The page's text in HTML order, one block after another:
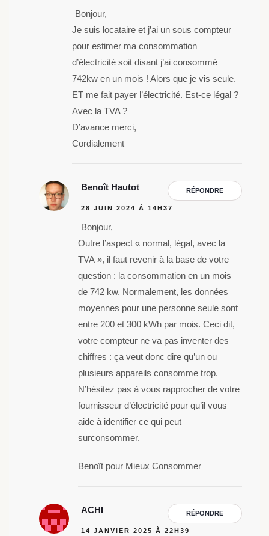
Bonjour,
Je suis locataire et j’ai un sous compteur
pour estimer ma consommation
d’électricité soit disant j’ai consommé
742kw en un mois ! Alors que je vis seule.
ET me fait payer l’électricité. Est-ce légal ?
Avec la TVA ?
D’avance merci,
Cordialement
RÉPONDRE
Benoît Hautot
28 JUIN 2024 À 14H37
Bonjour,
Outre l’aspect « normal, légal, avec la
TVA », il faut revenir à la base de votre
question : la consommation en un mois
de 742 kw. Normalement, les données
moyennes pour une personne seule sont
entre 200 et 300 kWh par mois. Ceci dit,
votre compteur ne va pas inventer des
chiffres : ça veut donc dire qu’un ou
plusieurs appareils consomme trop.
N’hésitez pas à vous rapprocher de votre
fournisseur d’électricité pour qu’il vous
aide à identifier ce qui peut
surconsommer.
Benoît pour Mieux Consommer
RÉPONDRE
ACHI
14 JANVIER 2025 À 22H39